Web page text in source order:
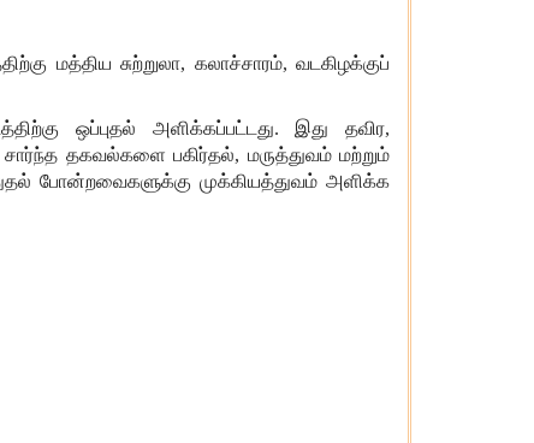
மத்திய சுற்றுலா, கலாச்சாரம், வடகிழக்குப்
ஒப்புதல் அளிக்கப்பட்டது. இது தவிர,
தகவல்களை பகிர்தல், மருத்துவம் மற்றும்
போன்றவைகளுக்கு முக்கியத்துவம் அளிக்க